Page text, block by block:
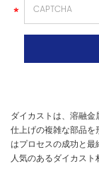
ダイカストは、溶融
仕上げの複雑な部品
はプロセスの成功と
人気のあるダイカス